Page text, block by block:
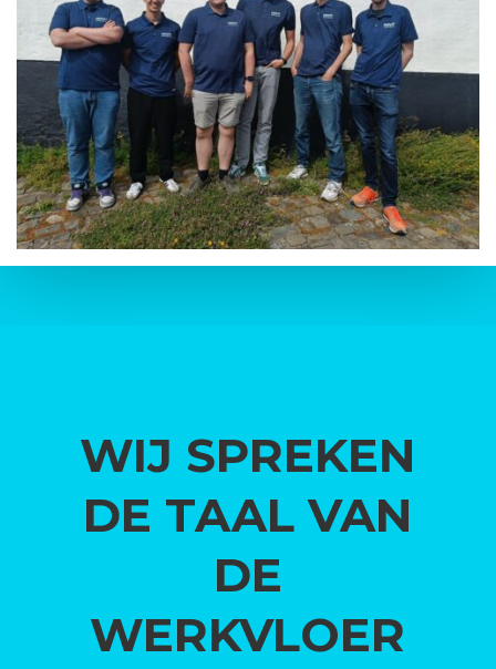
WIJ SPREKEN
DE TAAL VAN
DE
WERKVLOER